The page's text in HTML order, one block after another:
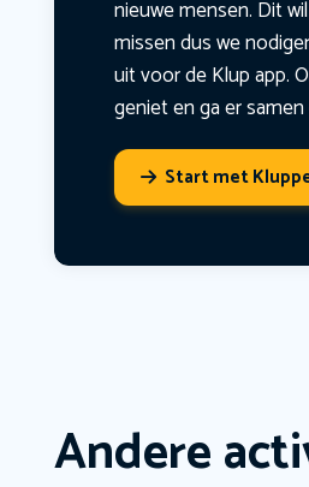
nieuwe mensen. Dit
missen dus we
uit voor de Klup app.
geniet en ga er
Start met
Andere